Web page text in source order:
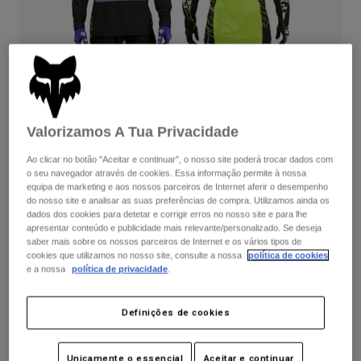
Calças
Calções
Luvas
Protecções
Óculos
Meias
Acessórios
Peças sobressalentes
Calças
Luvas
Casacos
Protections
Óculos
Meias
Bolsas e acessórios
Ver tudo
Women
T-Shirts & Tops
Sweatshirts Com ou Sem Fecho de Correr
Casacos
Calças & Shorts
Shirts
Proteções
Óculos de Proteção
Meias
Ver tudo
Moto
Capacetes
Camisolas
Calças
Boots
Proteções
Óculos de Proteção
Phantom Limited Edition
Complete the setwith the lifestyle collection.
Gearset for women also available.
Available in 1 color:
Valorizamos A Tua Privacidade
Ao clicar no botão "Aceitar e continuar", o nosso site poderá trocar dados com
o seu navegador através de cookies. Essa informação permite à nossa
equipa de marketing e aos nossos parceiros de Internet aferir o desempenho
do nosso site e analisar as suas preferências de compra. Utilizamos ainda os
dados dos cookies para detetar e corrigir erros no nosso site e para lhe
apresentar conteúdo e publicidade mais relevante/personalizado. Se deseja
saber mais sobre os nossos parceiros de Internet e os vários tipos de
cookies que utilizamos no nosso site, consulte a nossa
política de cookies
e a nossa
política de privacidade
Definições de cookies
Unicamente o essencial Aceitar e continuar